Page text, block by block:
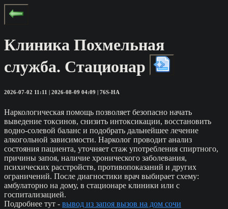
Клиника Похмельная
служба. Стационар
2026-07-02 11:11 | 2026-08-09 04:09 | 76S-HA
Наркологическая помощь позволяет безопасно начать
выведение токсинов, снизить интоксикации, восстановить
водно-солевой баланс и подобрать дальнейшее лечение
алкогольной зависимости. Нарколог проводит анализ
состояния пациента, уточняет стаж употребления спиртного,
причины запоя, наличие хронического заболевания,
психических расстройств, противопоказаний и других
ограничений. После диагностики врач выбирает схему:
амбулаторно на дому, в стационаре клиники или с
госпитализацией.
Подробнее тут - вывод из запоя вызов на дом сочи